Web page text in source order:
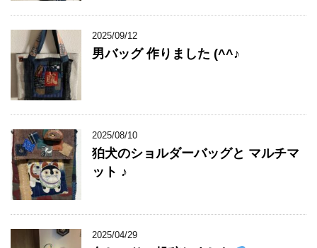
2025/09/12
男バッグ 作りました (^^♪
2025/08/10
狛犬のショルダーバッグと マルチマ
ット ♪
2025/04/29